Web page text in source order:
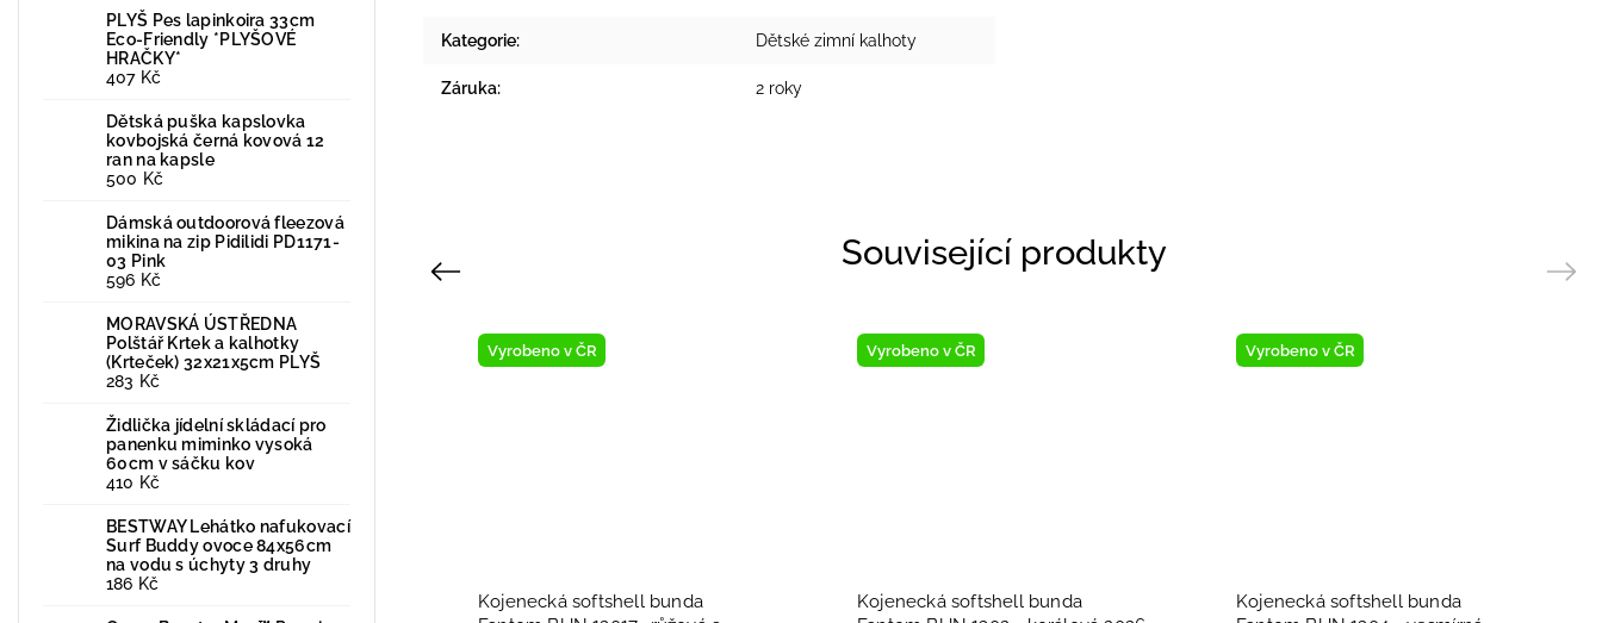
PLYŠ Pes lapinkoira 33cm
Eco-Friendly *PLYŠOVÉ
HRAČKY*
407 Kč
Dětská puška kapslovka
kovbojská černá kovová 12
ran na kapsle
500 Kč
Dámská outdoorová fleezová
mikina na zip Pidilidi PD1171-
03 Pink
596 Kč
MORAVSKÁ ÚSTŘEDNA
Polštář Krtek a kalhotky
(Krteček) 32x21x5cm PLYŠ
283 Kč
Židlička jídelní skládací pro
panenku miminko vysoká
60cm v sáčku kov
410 Kč
BESTWAY Lehátko nafukovací
Surf Buddy ovoce 84x56cm
na vodu s úchyty 3 druhy
186 Kč
Kategorie: Dětské zimní kalhoty
Záruka: 2 roky
Související produkty
Previous
Novinka
Vyrobeno v ČR
Vyrobeno v ČR
Kojenecká softshell bunda
Vyrobeno v ČR
Kojenecká softshell bunda
Vyrobeno v ČR
Kojenecká softshell bunda
Next